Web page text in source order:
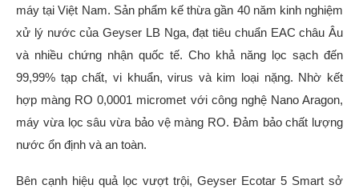
máy tại Việt Nam. Sản phẩm kế thừa gần 40 năm kinh nghiệm
xử lý nước của Geyser LB Nga, đạt tiêu chuẩn EAC châu Âu
và nhiều chứng nhận quốc tế. Cho khả năng lọc sạch đến
99,99% tạp chất, vi khuẩn, virus và kim loại nặng. Nhờ kết
hợp màng RO 0,0001 micromet với công nghệ Nano Aragon,
máy vừa lọc sâu vừa bảo vệ màng RO. Đảm bảo chất lượng
nước ổn định và an toàn.
Bên cạnh hiệu quả lọc vượt trội, Geyser Ecotar 5 Smart sở